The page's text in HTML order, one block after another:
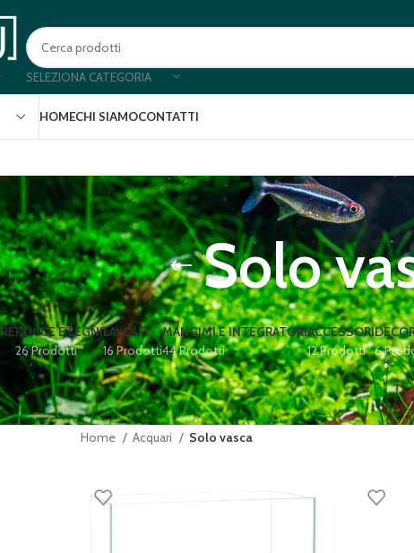
SELEZIONA CATEGORIA
HOMECHI SIAMOCONTATTI
Solo
ROCCE E LEGNI
26 Prodotti
LAYOUT
16 Prodotti
MANGIMI E INTEGRATORI
44 Prodotti
ACCESSORI
12 Prodotti 6
Home Acquari Solo vasca